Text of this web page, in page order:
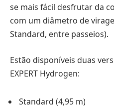
se mais fácil desfrutar da
com um diâmetro de
Standard, entre passeios).
Estão disponíveis duas
EXPERT Hydrogen:
Standard (4,95 m)